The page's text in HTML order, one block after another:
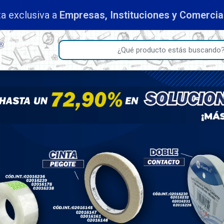
exclusiva a Empresas, Instituciones y